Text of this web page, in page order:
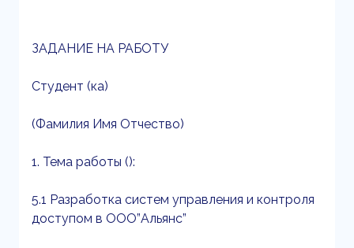
ЗАДАНИЕ НА РАБОТУ
Студент (ка)
(Фамилия Имя Отчество)
1. Тема работы ():
5.1 Разработка систем управления и контроля
доступом в ООО”Альянс”